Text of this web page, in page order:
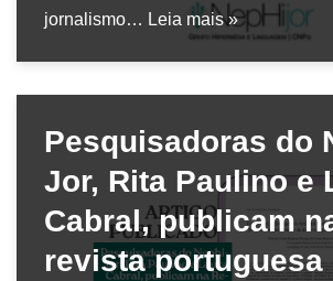
jornalismo… Leia mais »
Pesquisadoras do
Jor, Rita Paulino e
Cabral, publicam
revista portuguesa